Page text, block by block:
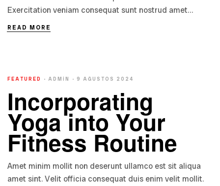
Exercitation veniam consequat sunt nostrud amet…
READ MORE
FEATURED ADMIN 9 AĞUSTOS 2024
Incorporating
Yoga into Your
Fitness Routine
Amet minim mollit non deserunt ullamco est sit aliqua
amet sint. Velit officia consequat duis enim velit mollit.